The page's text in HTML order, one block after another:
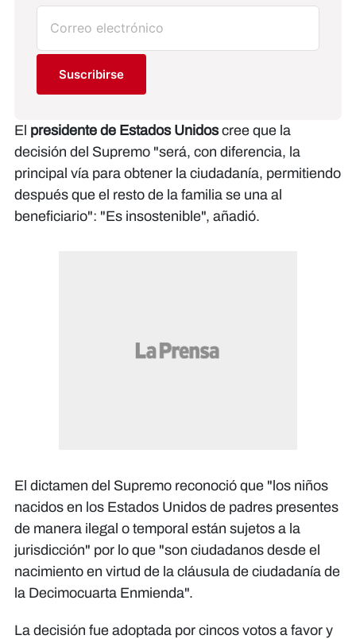
Suscribirse
El presidente de Estados Unidoscree que la
decisión del Supremo "será, con diferencia, la
principal vía para obtener la ciudadanía, permitiendo
después que el resto de la familia se una al
beneficiario": "Es insostenible", añadió.
El dictamen del Supremo reconoció que "los niños
nacidos en los Estados Unidos de padres presentes
de manera ilegal o temporal están sujetos a la
jurisdicción" por lo que "son ciudadanos desde el
nacimiento en virtud de la cláusula de ciudadanía de
la Decimocuarta Enmienda".
La decisión fue adoptada por cincos votos a favor y